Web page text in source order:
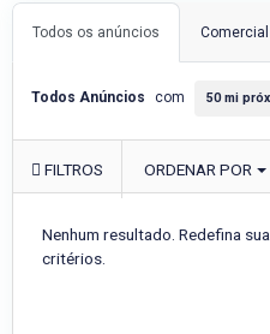
Todos os anúncios Comercial
Todos Anúncios com 50 mi
FILTROS ORDENAR POR
Nenhum resultado. Redefina
critérios.